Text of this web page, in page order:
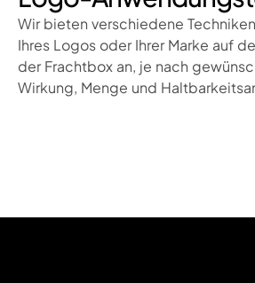
Wir bieten verschiedene
Ihres Logos oder Ihrer Marke auf
der Frachtbox an, je nach
Wirkung, Menge und